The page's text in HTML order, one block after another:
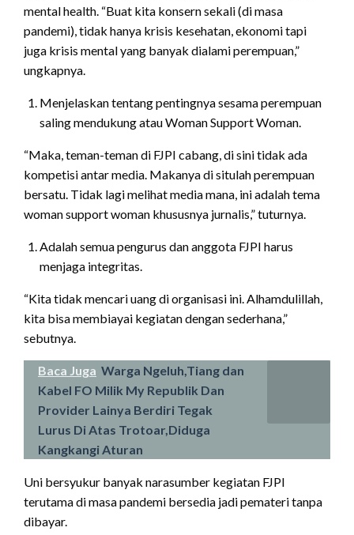
mental health. “Buat kita konsern sekali (di masa
pandemi), tidak hanya krisis kesehatan, ekonomi tapi
juga krisis mental yang banyak dialami perempuan,”
ungkapnya.
Menjelaskan tentang pentingnya sesama perempuan
saling mendukung atau Woman Support Woman.
“Maka, teman-teman di FJPI cabang, di sini tidak ada
kompetisi antar media. Makanya di situlah perempuan
bersatu. Tidak lagi melihat media mana, ini adalah tema
woman support woman khususnya jurnalis,” tuturnya.
Adalah semua pengurus dan anggota FJPI harus
menjaga integritas.
“Kita tidak mencari uang di organisasi ini. Alhamdulillah,
kita bisa membiayai kegiatan dengan sederhana,”
sebutnya.
Baca Juga Warga Ngeluh,Tiang dan
Kabel FO Milik My Republik Dan
Provider Lainya Berdiri Tegak
Lurus Di Atas Trotoar,Diduga
Kangkangi Aturan
Uni bersyukur banyak narasumber kegiatan FJPI
terutama di masa pandemi bersedia jadi pemateri tanpa
dibayar.